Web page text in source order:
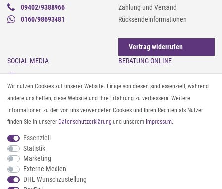
09402/9388966
0160/98693481
Zahlung und Versand
Rücksendeinformationen
Vertrag widerrufen
SOCIAL MEDIA
Instagram
Facebook
Pinterest
Twitter
Youtube
Threads
BERATUNG ONLINE
Gürtel messen & kürzen
Sonnenbrillen & UV-Schutz
Textilpflege
Textil- und Material-Guide
Geldbörse richtig organisieren
ZAHLUNG & VERSAND
Wir nutzen Cookies auf unserer Website. Einige von diesen sind essenziell, während
andere uns helfen, diese Website und Ihre Erfahrung zu verbessern. Weitere
Informationen zu den von uns verwendeten Cookies und Ihren Rechten als Nutzer
finden Sie in unserer Daten­schutz­erklärung und unserem Impressum.
Essenziell
Statistik
Marketing
Externe Medien
DHL Wunschzustellung